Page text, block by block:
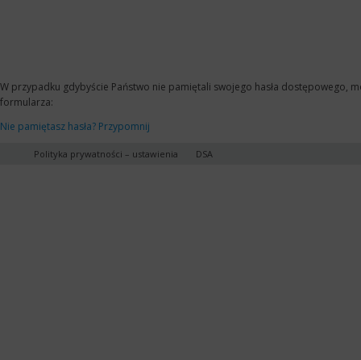
W przypadku gdybyście Państwo nie pamiętali swojego hasła dostępowego,
formularza:
Nie pamiętasz hasła? Przypomnij
Polityka prywatności – ustawienia DSA